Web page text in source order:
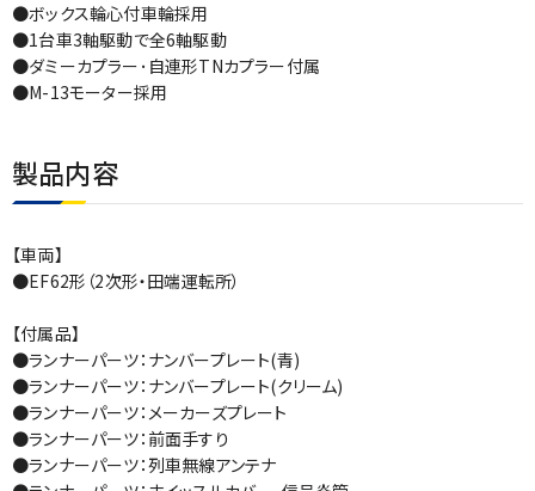
●ボックス輪心付車輪採用
●1台車3軸駆動で全6軸駆動
●ダミーカプラー･自連形TNカプラー付属
●M-13モーター採用
製品内容
【車両】
●EF62形（2次形・田端運転所）
【付属品】
●ランナーパーツ：ナンバープレート(青)
●ランナーパーツ：ナンバープレート(クリーム)
●ランナーパーツ：メーカーズプレート
●ランナーパーツ：前面手すり
●ランナーパーツ：列車無線アンテナ